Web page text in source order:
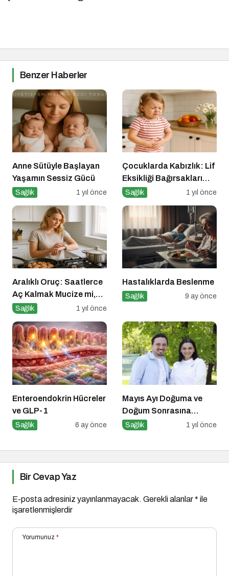
Benzer Haberler
Anne Sütüyle Başlayan
Yaşamın Sessiz Gücü
Sağlık 1 yıl önce
Çocuklarda Kabızlık: Lif
Eksikliği Bağırsakları
Nasıl Yavaşlatır?
Sağlık 1 yıl önce
Aralıklı Oruç: Saatlerce
Aç Kalmak Mucize mi,
Geçici Bir Trend Mi?
Sağlık 1 yıl önce
Hastalıklarda Beslenme
Sağlık 9 ay önce
Enteroendokrin Hücreler
ve GLP-1
Sağlık 6 ay önce
Mayıs Ayı Doğuma ve
Doğum Sonrasına
Hazırlık Atölyesi
Sağlık 1 yıl önce
Bir Cevap Yaz
E-posta adresiniz yayınlanmayacak. Gerekli alanlar* ile
işaretlenmişlerdir
Yorumunuz *